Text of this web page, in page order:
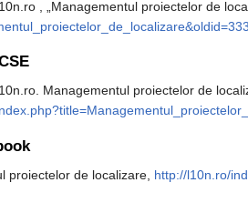
, „Managementul proiectelor de
Managementul proiectelor de
proiectelor de localizare, http://l10n.ro/